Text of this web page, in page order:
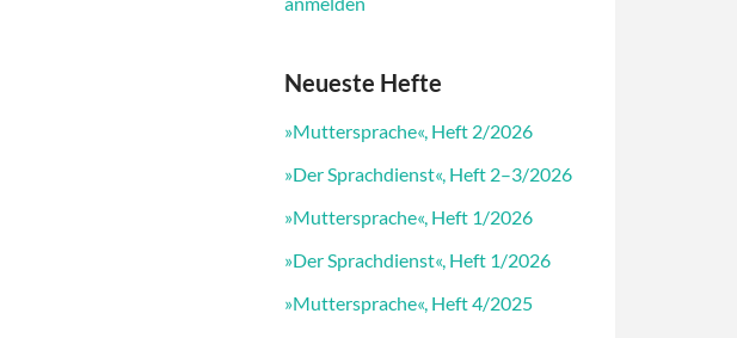
Neueste Hefte
»Muttersprache«, Heft 2/2026
»Der Sprachdienst«, Heft 2–3/2026
»Muttersprache«, Heft 1/2026
»Der Sprachdienst«, Heft 1/2026
»Muttersprache«, Heft 4/2025